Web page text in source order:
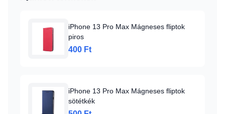
iPhone 13 Pro Max Mágneses fliptok
piros
400 Ft
iPhone 13 Pro Max Mágneses fliptok
sötétkék